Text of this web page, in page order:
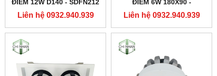
ĐIỂM 12W D140 - SDFN212
- DUHAL
Liên hệ 0932.940.939
ĐIỂM 6W 180X90 -
SDFC202 - DUHAL
Liên hệ 0932.940.939